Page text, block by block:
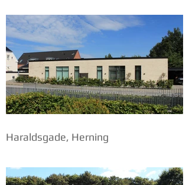
Haraldsgade, Herning